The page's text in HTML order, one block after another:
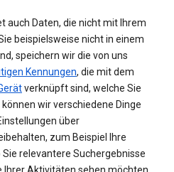
auch Daten, die nicht mit Ihrem
beispielsweise nicht in einem
speichern wir die von uns
Kennungen, die mit dem
verknüpft sind, welche Sie
wir verschiedene Dinge
über
zum Beispiel Ihre
relevantere Suchergebnisse